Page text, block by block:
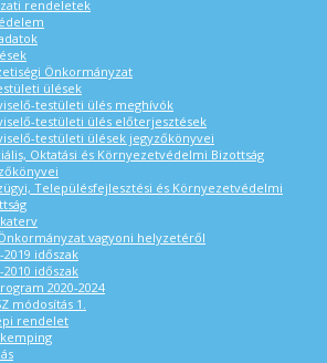
rendeletek
Önkormányzat
ülések
testületi ülés meghívók
testületi ülés előterjesztések
testületi ülések jegyzőkönyvei
Oktatási és Környezetvédelmi Bizottság
Településfejlesztési és Környezetvédelmi
vagyoni helyzetéről
2019 időszak
2010 időszak
2020-2024
módosítás 1.
rendelet